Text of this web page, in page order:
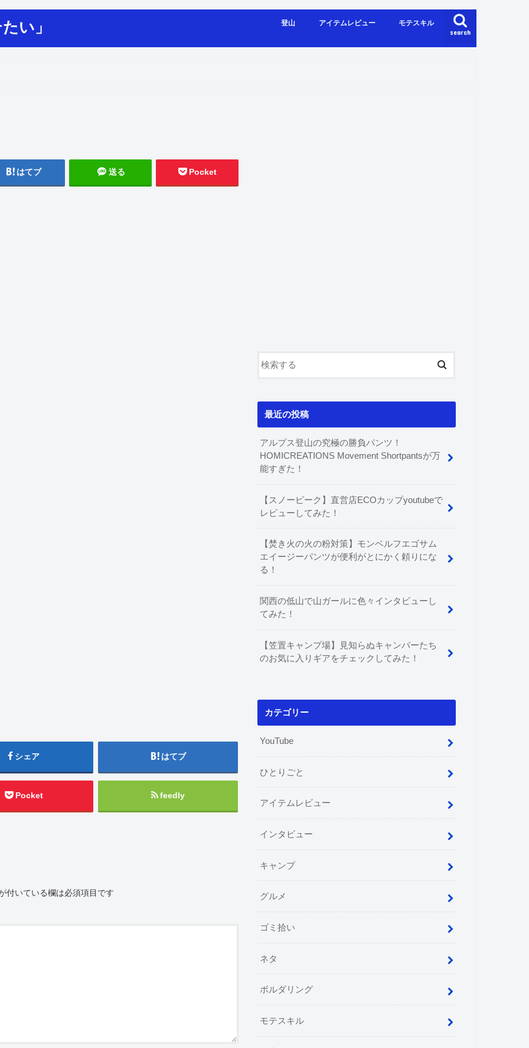
い」 search
登山 アイテムレビュー モテスキル
はてブ 送る Pocket
シェア はてブ
Pocket feedly
付いている欄は必須項目です
最近の投稿
アルプス登山の究極の勝負パンツ！
HOMICREATIONS Movement Shortpantsが万
能すぎた！
【スノーピーク】直営店ECOカップyoutubeで
レビューしてみた！
【焚き火の火の粉対策】モンベルフエゴサム
エイージーパンツが便利がとにかく頼りにな
る！
関西の低山で山ガールに色々インタビューし
てみた！
【笠置キャンプ場】見知らぬキャンパーたち
のお気に入りギアをチェックしてみた！
カテゴリー
YouTube
ひとりごと
アイテムレビュー
インタビュー
キャンプ
グルメ
ゴミ拾い
ネタ
ボルダリング
モテスキル